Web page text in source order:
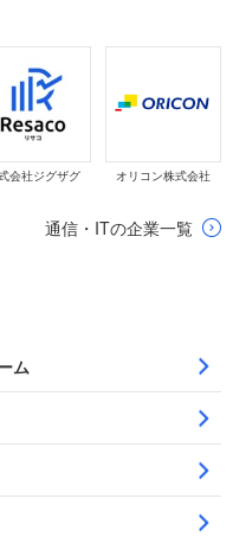
会社ジグザグ オリコン株式会社
通信・ITの企業一覧
ム